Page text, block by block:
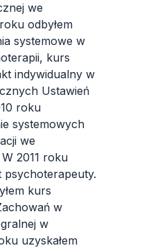
we
odbyłem
systemowe w
kurs
indywidualny w
Ustawień
roku
systemowych
we
2011 roku
psychoterapeuty.
kurs
w
w
uzyskałem